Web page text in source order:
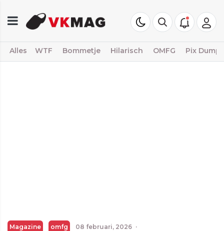
Alles WTF Bommetje Hilarisch OMFG Pix Dump
Magazine omfg 08 februari, 2026 ·